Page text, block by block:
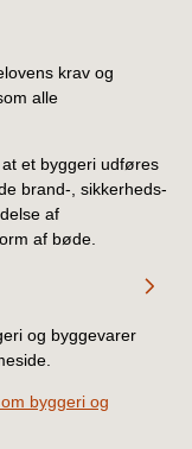
krav og
alle
et byggeri udføres
brand-, sikkerheds-
af
af bøde.
og byggevarer
byggeri og